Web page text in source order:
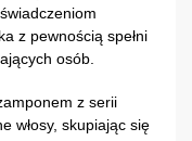
z pewnością spełni
osób.
z serii
włosy, skupiając się